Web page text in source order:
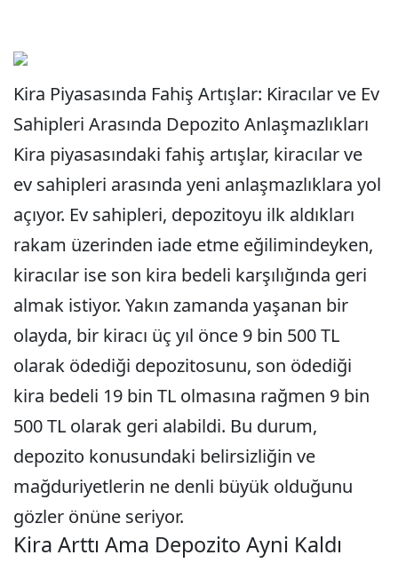
Kira Piyasasında Fahiş Artışlar: Kiracılar ve Ev
Sahipleri Arasında Depozito Anlaşmazlıkları
Kira piyasasındaki fahiş artışlar, kiracılar ve
ev sahipleri arasında yeni anlaşmazlıklara yol
açıyor. Ev sahipleri, depozitoyu ilk aldıkları
rakam üzerinden iade etme eğilimindeyken,
kiracılar ise son kira bedeli karşılığında geri
almak istiyor. Yakın zamanda yaşanan bir
olayda, bir kiracı üç yıl önce 9 bin 500 TL
olarak ödediği depozitosunu, son ödediği
kira bedeli 19 bin TL olmasına rağmen 9 bin
500 TL olarak geri alabildi. Bu durum,
depozito konusundaki belirsizliğin ve
mağduriyetlerin ne denli büyük olduğunu
gözler önüne seriyor.
Kira Arttı Ama Depozito Ayni Kaldı